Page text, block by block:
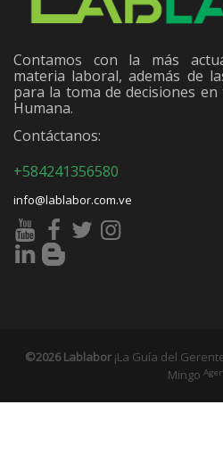
Contamos con la más
materia laboral, además de
para la toma de decisiones
Humana.
Contáctanos:
+584241356580
info@lablabor.com.ve
©2026 Lablabor ¡La Guía del
Mingo